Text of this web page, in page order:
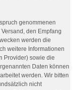
genommenen
den Empfang
werden die
weitere Informationen
Provider) sowie die
Daten können
werden. Wir bitten
nicht